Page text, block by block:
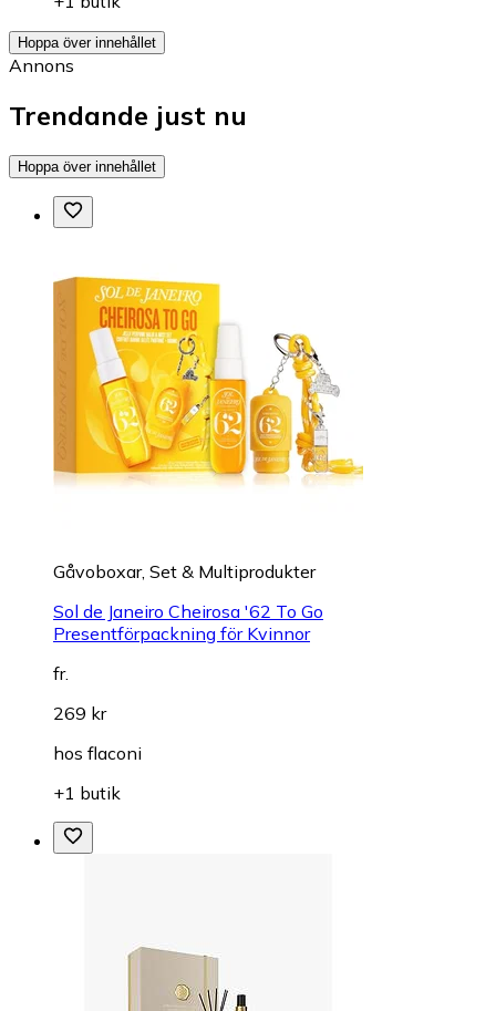
Hoppa över innehållet
Annons
Trendande just nu
Hoppa över innehållet
Gåvoboxar, Set & Multiprodukter
Sol de Janeiro Cheirosa '62 To Go
Presentförpackning för Kvinnor
fr.
269 kr
hos flaconi
+1 butik